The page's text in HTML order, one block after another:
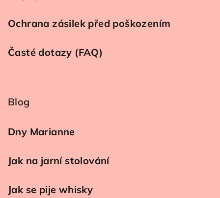
Ochrana zásilek před poškozením
Časté dotazy (FAQ)
Blog
Dny Marianne
Jak na jarní stolování
Jak se pije whisky